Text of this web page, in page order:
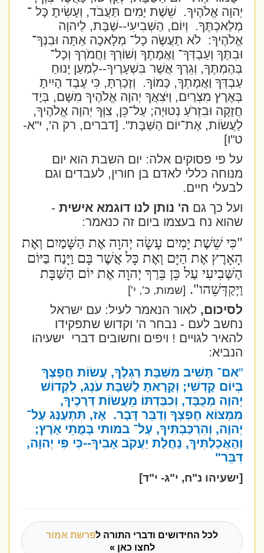
יְהוָה אֱלֹהֶיךָ. שֵׁשֶׁת יָמִים תַּעֲבֹד, וְעָשִׂיתָ כָּל ־
מְלַאכְתֶּךָ. וְיוֹם, הַשְּׁבִיעִי--שַׁבָּת, לַיהוָה
אֱלֹהֶיךָ: לֹא תַעֲשֶׂה כָל־ מְלָאכָה אַתָּה וּבִנְךָ־
וּבִתֶּךָ וְעַבְדְּךָ־ וַאֲמָתֶךָ וְשׁוֹרְךָ וַחֲמֹרְךָ וְכָל־
בְּהֶמְתֶּךָ, וְגֵרְךָ אֲשֶׁר בִּשְׁעָרֶיךָ--לְמַעַן יָנוּחַ
עַבְדְּךָ וַאֲמָתְךָ, כָּמוֹךָ. וְזָכַרְתָּ, כִּי עֶבֶד הָיִיתָ
בְּאֶרֶץ מִצְרַיִם, וַיֹּצִאֲךָ יְהוָה אֱלֹהֶיךָ מִשָּׁם, בְּיָד
חֲזָקָה וּבִזְרֹעַ נְטוּיָה; עַל־כֵּן, צִוְּךָ יְהוָה אֱלֹהֶיךָ,
לַעֲשׂוֹת, אֶת־יוֹם הַשַּׁבָּת".[דברים, רק ה', י"א-
ט"ו]
על פי פסוקים אלה: יום השבת הוא יום
מנוחה כללי לאדם בן חורין, לעבדים וגם
לבעלי חיים.
ועל כך גםה' נותן לנו דוגמא אישית-
שהוא נח בעצמו ביום זה כנאמר:
"כִּי שֵׁשֶׁת יָמִים עָשָׂה יְהוָה אֶת הַשָּׁמַיִם וְאֶת
הָאָרֶץ אֶת הַיָּם וְאֶת כָּל אֲשֶׁר בָּם וַיָּנַח בַּיּוֹם
הַשְּׁבִיעִי עַל כֵּן בֵּרַךְ יְהוָה אֶת יוֹם הַשַּׁבָּת
וַיְקַדְּשֵׁהו". [שמות, כ', י']
לסיכום,לאור הנאמר לעיל: עם ישראל
נחשב לעם - נבחר ה' וקדוש שתפקידו
להאיר לגויים ! ויפים וחשובים דברי ישעיהו
הנביא:
אִם־ תָּשִׁיב מִשַּׁבָּת רַגְלֶךָ, עֲשׂוֹת חֲפָצֶךָ
בְּיוֹם קָדְשִׁי; וְקָרָאתָ לַשַּׁבָּת עֹנֶג, לִקְדוֹשׁ
יְהוָה מְכֻבָּד, וְכִבַּדְתּוֹ מֵעֲשׂוֹת דְּרָכֶיךָ,
מִמְּצוֹא חֶפְצְךָ וְדַבֵּר דָּבָר. אָז, תִּתְעַנַּג עַל־
יְהוָה, וְהִרְכַּבְתִּיךָ, עַל־ במותי בָּמֳתֵי אָרֶץ;
וְהַאֲכַלְתִּיךָ, נַחֲלַת יַעֲקֹב אָבִיךָ--כִּי פִּי יְהוָה,
דִּבֵּר"
[ישעיהו נ"ח, י"ג- י"ד]
לכל החידושים ודברי התורה לפרשת אמור
לחצו כאן »